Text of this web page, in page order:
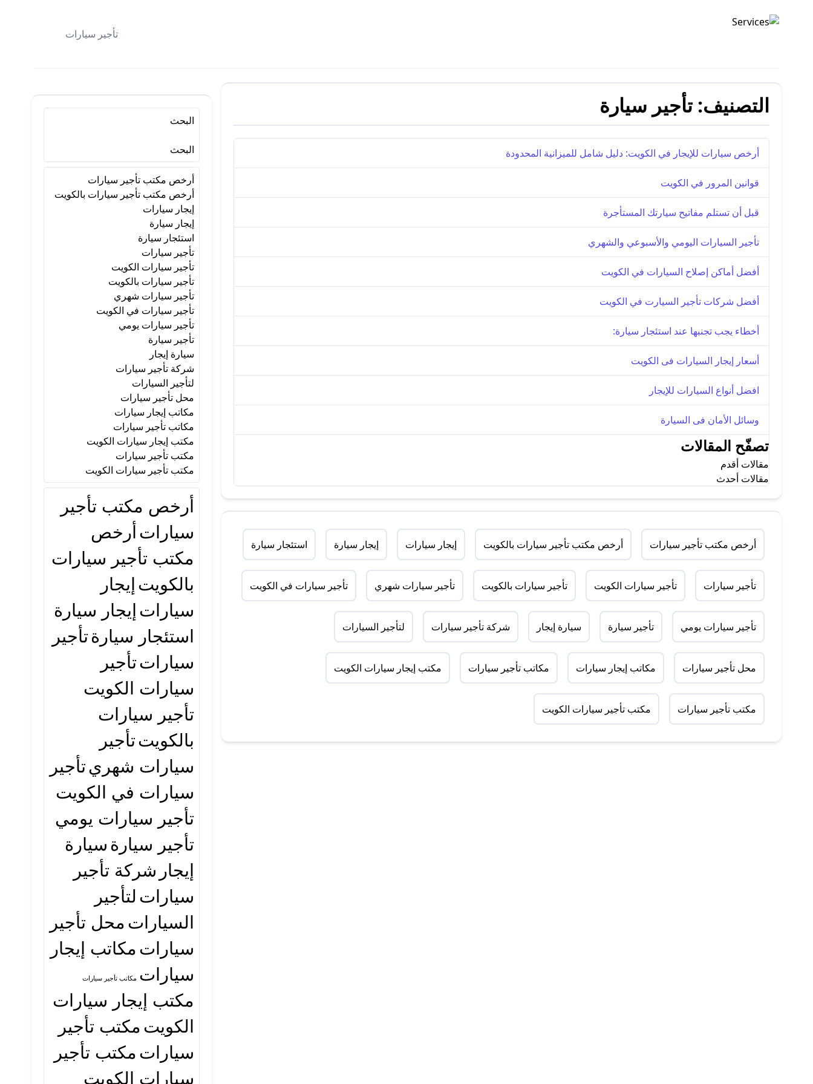
شركة الصدارة
تأجير سيارات
التصنيف:تأجير سيارة
أرخص سيارات للإيجار في الكويت: دليل شامل للميزانية المحدودة
قوانين المرور في الكويت
قبل أن تستلم مفاتيح سيارتك المستأجرة
تأجير السيارات اليومي والأسبوعي والشهري
أفضل أماكن إصلاح السيارات في الكويت
أفضل شركات تأجير السيارت في الكويت
أخطاء يجب تجنبها عند استئجار سيارة:
أسعار إيجار السيارات فى الكويت
افضل أنواع السيارات للإيجار
وسائل الأمان فى السيارة
تصفّح المقالات
مقالات أقدم
مقالات أحدث
أرخص مكتب تأجير سيارات أرخص مكتب تأجير سيارات بالكويت إيجار سيارات إيجار سيارة استئجار سيارة
تأجير سيارات تأجير سيارات الكويت تأجير سيارات بالكويت تأجير سيارات شهري تأجير سيارات في الكويت
تأجير سيارات يومي تأجير سيارة سيارة إيجار شركة تأجير سيارات لتأجير السيارات
محل تأجير سيارات مكاتب إيجار سيارات مكاتب تأجير سيارات مكتب إيجار سيارات الكويت
مكتب تأجير سيارات مكتب تأجير سيارات الكويت
البحث
البحث
أرخص مكتب تأجير سيارات
أرخص مكتب تأجير سيارات بالكويت
إيجار سيارات
إيجار سيارة
استئجار سيارة
تأجير سيارات
تأجير سيارات الكويت
تأجير سيارات بالكويت
تأجير سيارات شهري
تأجير سيارات في الكويت
تأجير سيارات يومي
تأجير سيارة
سيارة إيجار
شركة تأجير سيارات
لتأجير السيارات
محل تأجير سيارات
مكاتب إيجار سيارات
مكاتب تأجير سيارات
مكتب إيجار سيارات الكويت
مكتب تأجير سيارات
مكتب تأجير سيارات الكويت
أرخص مكتب تأجير
سياراتأرخص
مكتب تأجير سيارات
بالكويتإيجار
سياراتإيجار سيارة
استئجار سيارةتأجير
سياراتتأجير
سيارات الكويت
تأجير سيارات
بالكويتتأجير
سيارات شهريتأجير
سيارات في الكويت
تأجير سيارات يومي
تأجير سيارة سيارة
إيجار شركة تأجير
سياراتلتأجير
السياراتمحل تأجير
سياراتمكاتب إيجار
سيارات مكاتب تأجير سيارات
مكتب إيجار سيارات
الكويتمكتب تأجير
سياراتمكتب تأجير
سيارات الكويت